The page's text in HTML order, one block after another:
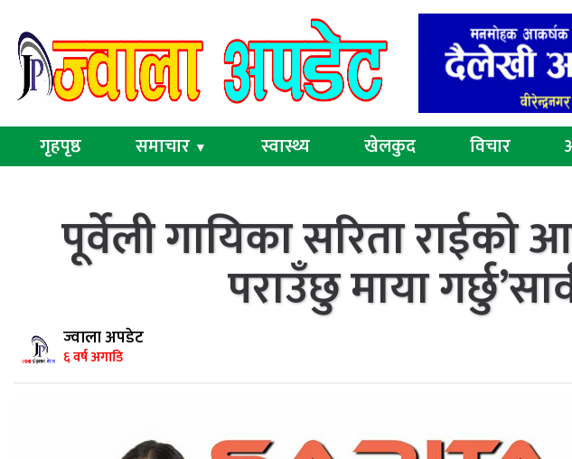
गृहपृष्ठ समाचार ▼ स्वास्थ्य खेलकुद विचार
पूर्वेली गायिका सरिता राईको
पराउँछु माया
ज्वाला अपडेट
६ वर्ष अगाडि